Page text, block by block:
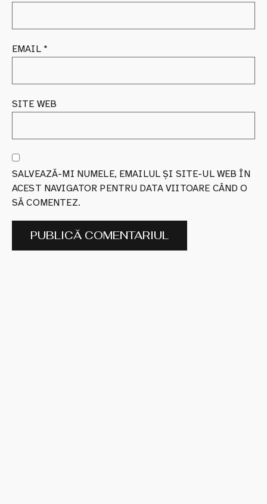
EMAIL *
SITE WEB
SALVEAZĂ-MI NUMELE, EMAILUL ȘI SITE-UL WEB ÎN
ACEST NAVIGATOR PENTRU DATA VIITOARE CÂND O
SĂ COMENTEZ.